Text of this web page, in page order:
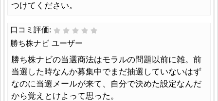
つけてください。
口コミ評価:
勝ち株ナビ ユーザー
勝ち株ナビの当選商法はモラルの問題以前に雑。前
当選した時なんか募集中でまだ抽選していないはず
なのに当選メールが来て、自分で決めた設定なんだ
から覚えとけよって思った。